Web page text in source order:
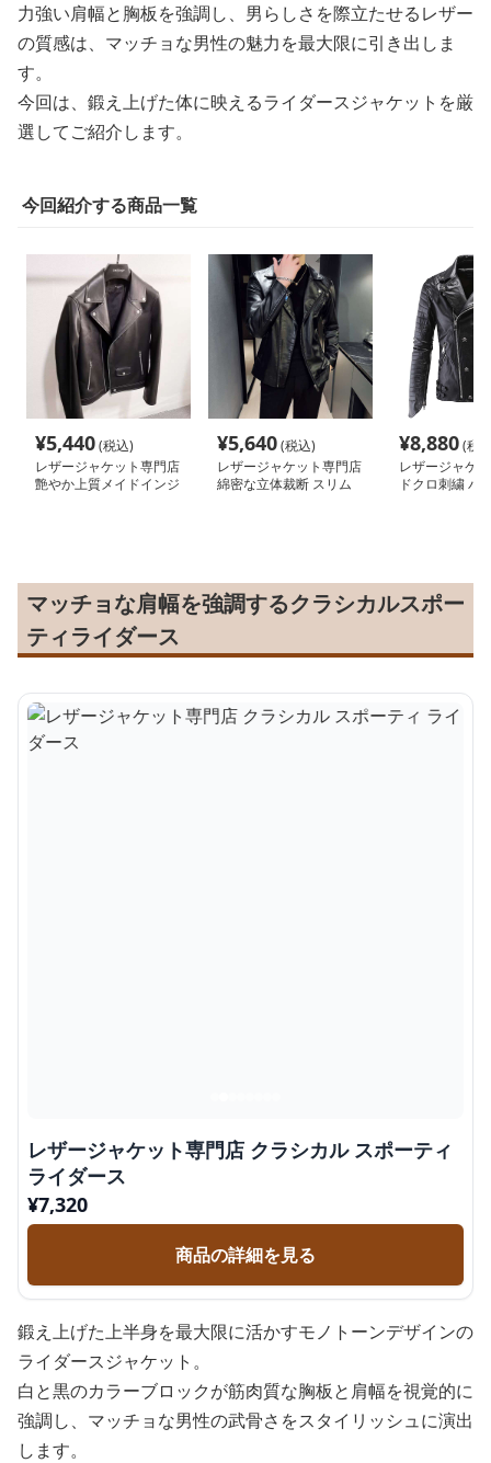
力強い肩幅と胸板を強調し、男らしさを際立たせるレザー
の質感は、マッチョな男性の魅力を最大限に引き出しま
す。
今回は、鍛え上げた体に映えるライダースジャケットを厳
選してご紹介します。
今回紹介する商品一覧
¥5,440(税込)
レザージャケット専門店
艶やか上質メイドインジ
¥5,640(税込)
レザージャケット専門店
綿密な立体裁断 スリム
¥8,880(税
レザージャケ
ドクロ刺繍 バ
マッチョな肩幅を強調するクラシカルスポー
ティライダース
レザージャケット専門店 クラシカル スポーティ
ライダース
¥7,320
商品の詳細を見る
鍛え上げた上半身を最大限に活かすモノトーンデザインの
ライダースジャケット。
白と黒のカラーブロックが筋肉質な胸板と肩幅を視覚的に
強調し、マッチョな男性の武骨さをスタイリッシュに演出
します。